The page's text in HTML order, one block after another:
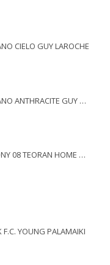
CIELO GUY LAROCHE
ΣΕΤ ΠΕΤΣΕΤΕΣ 3ΤΜΧ SOFRANO ANTHRACITE GUY LAROCHE
ΣΕΤ ΚΑΡΕ & ΤΡΑΒΕΡΣΑ PEONY 08 TEORAN HOME & MORE
YOUNG PALAMAIKI